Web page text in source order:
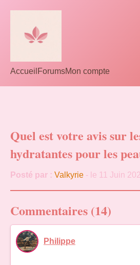
Accueil ForumsMon compte
Quel est votre avis sur
hydratantes pour les
Posté par : Valkyrie - le 11 Juin
Commentaires (14)
Philippe